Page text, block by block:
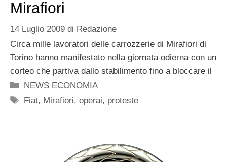
Mirafiori
14 Luglio 2009 di Redazione
Circa mille lavoratori delle carrozzerie di Mirafiori di
Torino hanno manifestato nella giornata odierna con un
corteo che partiva dallo stabilimento fino a bloccare il
Categorie
NEWS ECONOMIA
Tag
Fiat, Mirafiori,operai, proteste